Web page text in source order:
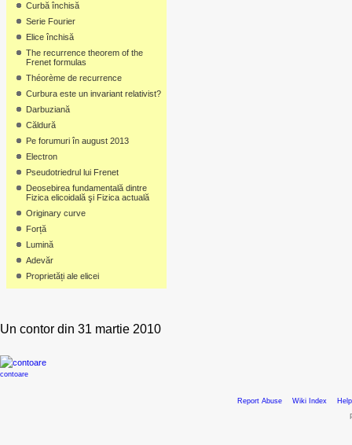
Curbă închisă
Serie Fourier
Elice închisă
The recurrence theorem of the
Frenet formulas
Théorème de recurrence
Curbura este un invariant relativist?
Darbuziană
Căldură
Pe forumuri în august 2013
Electron
Pseudotriedrul lui Frenet
Deosebirea fundamentală dintre
Fizica elicoidală şi Fizica actuală
Originary curve
Forță
Lumină
Adevăr
Proprietăți ale elicei
Un contor din 31 martie 2010
contoare
Report Abuse Wiki Index
Help